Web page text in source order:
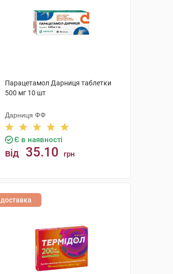
Парацетамол Дарниця таблетки
500 мг 10 шт
Дарниця ФФ
Є в наявності
від 35.10 грн
доставка